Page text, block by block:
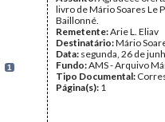
1
livro de Mário Soares Le
Baillonné.
Remetente:Arie L. Eliav
Destinatário:Mário
Data: segunda, 26 de
Fundo:AMS - Arquivo
Tipo Documental:
Página(s): 1